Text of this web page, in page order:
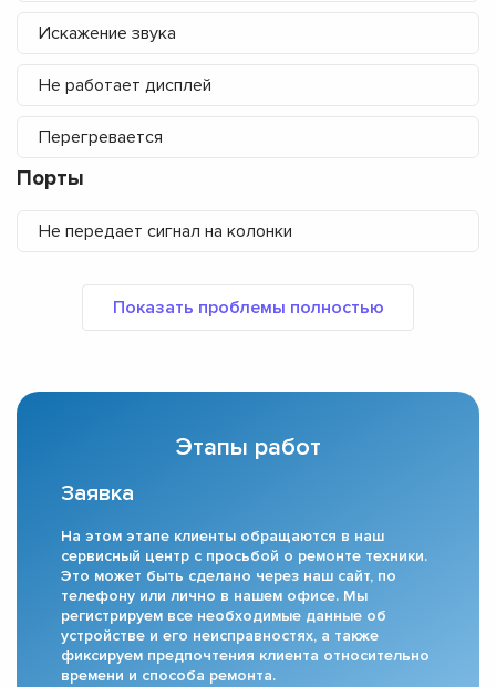
Искажение звука
Не работает дисплей
Перегревается
Порты
Не передает сигнал на колонки
Этапы работ
Заявка
На этом этапе клиенты обращаются в наш
сервисный центр с просьбой о ремонте техники.
Это может быть сделано через наш сайт, по
телефону или лично в нашем офисе. Мы
регистрируем все необходимые данные об
устройстве и его неисправностях, а также
фиксируем предпочтения клиента относительно
времени и способа ремонта.